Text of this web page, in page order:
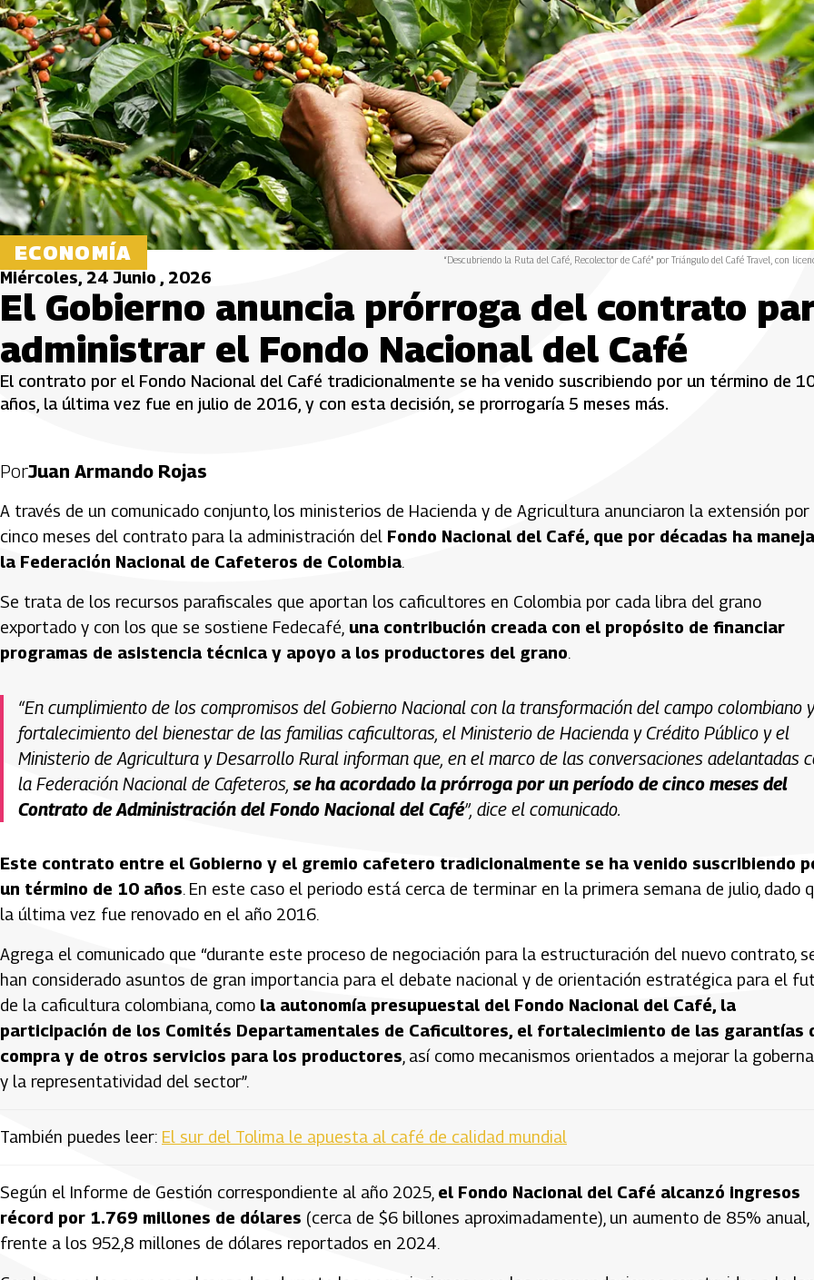
ECONOMÍA “Descubriendo la Ruta del Café, Recolector de Café” por Triángulo del Café Travel, con
Miércoles, 24 Junio , 2026
El Gobierno anuncia prórroga del contrato
administrar el Fondo Nacional del Café
El contrato por el Fondo Nacional del Café tradicionalmente se ha venido suscribiendo por un término de
años, la última vez fue en julio de 2016, y con esta decisión, se prorrogaría 5 meses más.
PorJuan Armando Rojas
A través de un comunicado conjunto, los ministerios de Hacienda y de Agricultura anunciaron la extensión por
cinco meses del contrato para la administración del Fondo Nacional del Café, que por décadas ha
la Federación Nacional de Cafeteros de Colombia.
Se trata de los recursos parafiscales que aportan los caficultores en Colombia por cada libra del grano
exportado y con los que se sostiene Fedecafé, una contribución creada con el propósito de financiar
programas de asistencia técnica y apoyo a los productores del grano.
“En cumplimiento de los compromisos del Gobierno Nacional con la transformación del campo colombiano
fortalecimiento del bienestar de las familias caficultoras, el Ministerio de Hacienda y Crédito Público y el
Ministerio de Agricultura y Desarrollo Rural informan que, en el marco de las conversaciones adelantadas
la Federación Nacional de Cafeteros,se ha acordado la prórroga por un período de cinco meses del
Contrato de Administración del Fondo Nacional del Café”, dice el comunicado.
Este contrato entre el Gobierno y el gremio cafetero tradicionalmente se ha venido suscribiendo
un término de 10 años. En este caso el periodo está cerca de terminar en la primera semana de julio, dado
la última vez fue renovado en el año 2016.
Agrega el comunicado que “durante este proceso de negociación para la estructuración del nuevo contrato,
han considerado asuntos de gran importancia para el debate nacional y de orientación estratégica para el
de la caficultura colombiana, como la autonomía presupuestal del Fondo Nacional del Café, la
participación de los Comités Departamentales de Caficultores, el fortalecimiento de las garantías
compra y de otros servicios para los productores , así como mecanismos orientados a mejorar la
y la representatividad del sector”.
También puedes leer: El sur del Tolima le apuesta al café de calidad mundial
Según el Informe de Gestión correspondiente al año 2025, el Fondo Nacional del Café alcanzó ingresos
récord por 1.769 millones de dólares (cerca de $6 billones aproximadamente), un aumento de 85% anual,
frente a los 952,8 millones de dólares reportados en 2024.